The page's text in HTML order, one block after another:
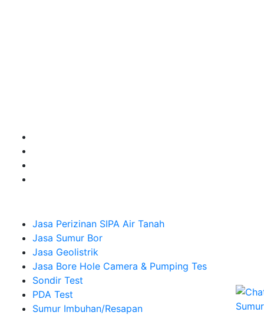
Jasa Perizinan SIPA Air Tanah
Jasa Sumur Bor
Jasa Geolistrik
Jasa Bore Hole Camera & Pumping Tes
Sondir Test
PDA Test
Sumur Imbuhan/Resapan